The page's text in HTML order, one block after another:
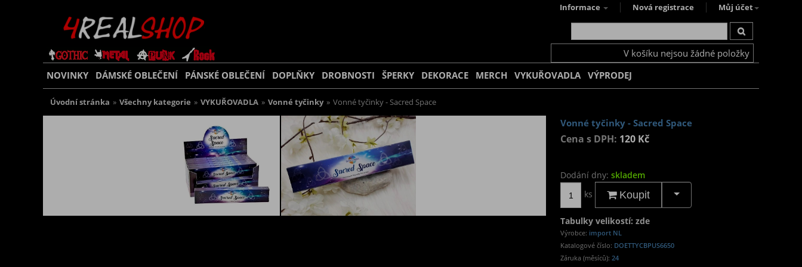
Informace Nová registrace Můj účet
V košíku nejsou žádné položky
NOVINKY DÁMSKÉ OBLEČENÍ PÁNSKÉ OBLEČENÍ DOPLŇKY DROBNOSTI ŠPERKY DEKORACE MERCH VYKUŘOVADLA VÝPRODEJ
Úvodní stránka » Všechny kategorie » VYKUŘOVADLA » Vonné tyčinky » Vonné tyčinky - Sacred Space
Vonné tyčinky - Sacred Space
Cena s DPH: 120 Kč
Dodání dny: skladem
ks
Koupit
Tabulky velikostí: zde
Výrobce: import NL
Katalogové číslo: DOETTYCBPUS6650
Záruka (měsíců): 24